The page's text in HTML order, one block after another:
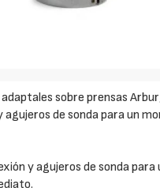
sobre prensas
agujeros de sonda para un
y agujeros de sonda para